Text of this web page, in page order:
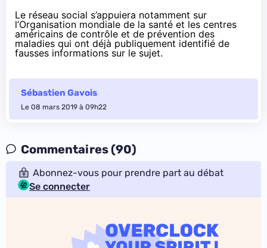
Le réseau social s’appuiera notamment sur
l’Organisation mondiale de la santé et les centres
américains de contrôle et de prévention des
maladies qui ont déjà publiquement identifié de
fausses informations sur le sujet.
Sébastien Gavois
Le 08 mars 2019 à 09h22
Commentaires (90)
Abonnez-vous pour prendre part au débat
Se connecter